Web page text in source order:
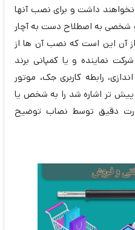
داشت و برای نصب آنها
شخصی به اصطلاح دست به آچار
از آن این است که نصب آن ها از
نماینده و یا کمپانی برند
رابطه کاربری جک، موتور
پیش تر اشاره شد را به شخص یا
دقیق توسط نصاب توضیح